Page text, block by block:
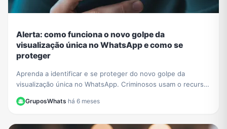
Alerta: como funciona o novo golpe da
visualização única no WhatsApp e como se
proteger
Aprenda a identificar e se proteger do novo golpe da
visualização única no WhatsApp. Criminosos usam o recurso
para extorquir vítimas. Saiba como agir.
GruposWhats·há 6 meses